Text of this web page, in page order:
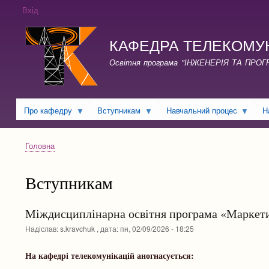
Вхід
КАФЕДРА
Освітня програма "ІНЖЕНЕРІЯ ТА
Про кафедру Вступникам Навчальний процес
Рядок
Головна
Вступникам
Міждисциплінарна освітня програма
Надіслав:s.kravchuk , дата:пн, 02/09/2026 - 18:25
На кафедрі телекомунікацій аногнасується: